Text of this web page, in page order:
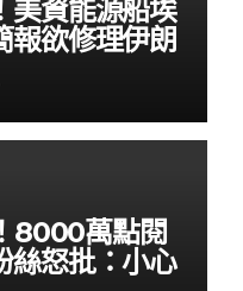
美資能源船埃
欲修理伊朗
8000萬點閱
怒批：小心